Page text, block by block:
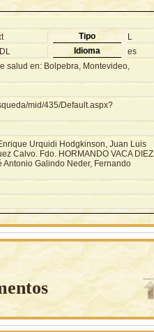
Tipo
L
Idioma
es
salud en: Bolpebra, Montevideo,
mid/435/Default.aspx?
Urquidi Hodgkinson, Juan Luis
Calvo. Fdo. HORMANDO VACA DIEZ
Antonio Galindo Neder, Fernando